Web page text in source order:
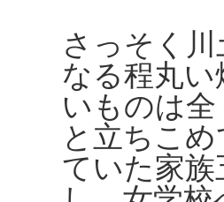
さっそく
なる程丸
いものは
と立ちこ
ていた家